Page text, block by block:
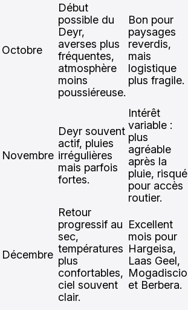
Octobre
Début
possible du
Deyr,
averses plus
fréquentes,
atmosphère
moins
poussiéreuse.
Bon pour
paysages
reverdis,
mais
logistique
plus fragile.
Novembre
Deyr souvent
actif, pluies
irrégulières
mais parfois
fortes.
Intérêt
variable :
plus
agréable
après la
pluie, risqué
pour accès
routier.
Décembre
Retour
progressif au
sec,
températures
plus
confortables,
ciel souvent
clair.
Excellent
mois pour
Hargeisa,
Laas Geel,
Mogadiscio
et Berbera.